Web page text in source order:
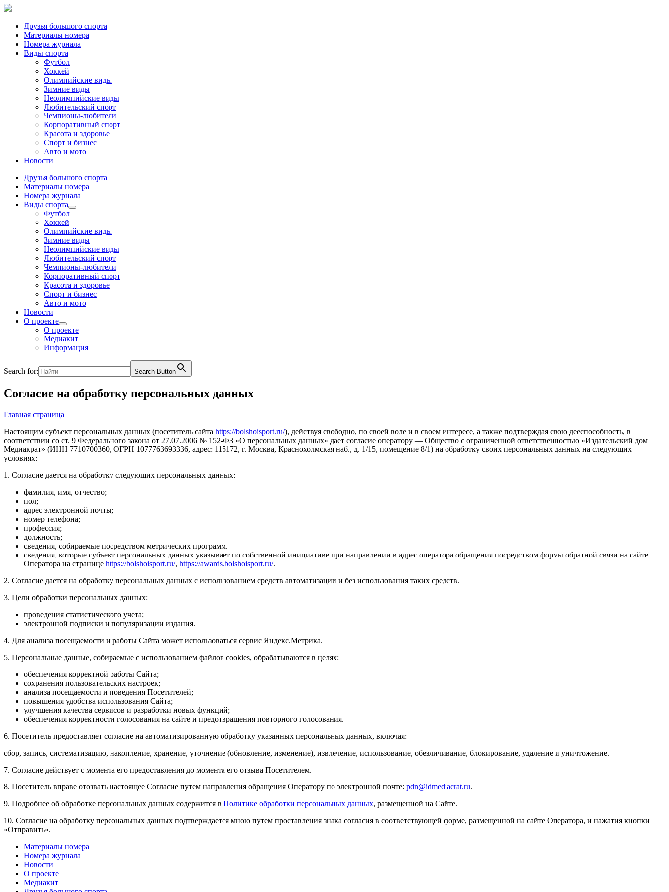
Друзья большого спорта
Материалы номера
Номера журнала
Виды спорта
Футбол
Хоккей
Олимпийские виды
Зимние виды
Неолимпийские виды
Любительский спорт
Чемпионы-любители
Корпоративный спорт
Красота и здоровье
Спорт и бизнес
Авто и мото
Новости
Друзья большого спорта
Материалы номера
Номера журнала
Виды спорта
Футбол
Хоккей
Олимпийские виды
Зимние виды
Неолимпийские виды
Любительский спорт
Чемпионы-любители
Корпоративный спорт
Красота и здоровье
Спорт и бизнес
Авто и мото
Новости
О проекте
О проекте
Медиакит
Информация
Search for: Search Button
Согласие на обработку персональных данных
Главная страница
Настоящим субъект персональных данных (посетитель сайта https://bolshoisport.ru/), действуя свободно, по своей воле и в своем интересе, а также подтверждая свою дееспособность, в
соответствии со ст. 9 Федерального закона от 27.07.2006 № 152-ФЗ «О персональных данных» дает согласие оператору — Общество с ограниченной ответственностью «Издательский дом
Медиакрат» (ИНН 7710700360, ОГРН 1077763693336, адрес: 115172, г. Москва, Краснохолмская наб., д. 1/15, помещение 8/1) на обработку своих персональных данных на следующих
условиях:
1. Согласие дается на обработку следующих персональных данных:
фамилия, имя, отчество;
пол;
адрес электронной почты;
номер телефона;
профессия;
должность;
сведения, собираемые посредством метрических программ.
сведения, которые субъект персональных данных указывает по собственной инициативе при направлении в адрес оператора обращения посредством формы обратной связи на сайте
Оператора на странице https://bolshoisport.ru/, https://awards.bolshoisport.ru/.
2. Согласие дается на обработку персональных данных с использованием средств автоматизации и без использования таких средств.
3. Цели обработки персональных данных:
проведения статистического учета;
электронной подписки и популяризации издания.
4. Для анализа посещаемости и работы Сайта может использоваться сервис Яндекс.Метрика.
5. Персональные данные, собираемые с использованием файлов cookies, обрабатываются в целях:
обеспечения корректной работы Сайта;
сохранения пользовательских настроек;
анализа посещаемости и поведения Посетителей;
повышения удобства использования Сайта;
улучшения качества сервисов и разработки новых функций;
обеспечения корректности голосования на сайте и предотвращения повторного голосования.
6. Посетитель предоставляет согласие на автоматизированную обработку указанных персональных данных, включая:
сбор, запись, систематизацию, накопление, хранение, уточнение (обновление, изменение), извлечение, использование, обезличивание, блокирование, удаление и уничтожение.
7. Согласие действует с момента его предоставления до момента его отзыва Посетителем.
8. Посетитель вправе отозвать настоящее Согласие путем направления обращения Оператору по электронной почте: pdn@idmediacrat.ru.
9. Подробнее об обработке персональных данных содержится в Политике обработки персональных данных, размещенной на Сайте.
10. Согласие на обработку персональных данных подтверждается мною путем проставления знака согласия в соответствующей форме, размещенной на сайте Оператора, и нажатия кнопки
«Отправить».
Материалы номера
Номера журнала
Новости
О проекте
Медиакит